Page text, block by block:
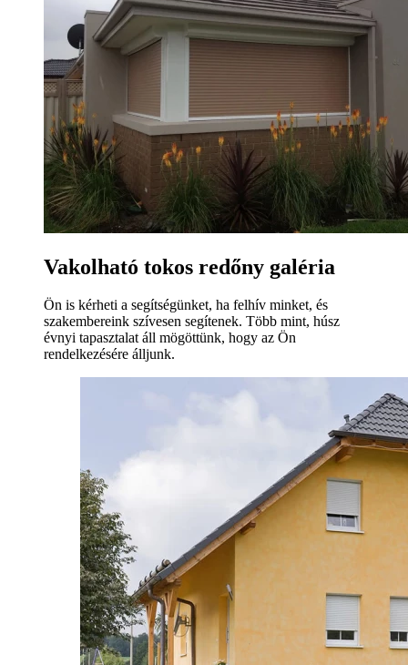
Vakolható tokos redőny galéria
Ön is kérheti a segítségünket, ha felhív minket, és
szakembereink szívesen segítenek. Több mint, húsz
évnyi tapasztalat áll mögöttünk, hogy az Ön
rendelkezésére álljunk.